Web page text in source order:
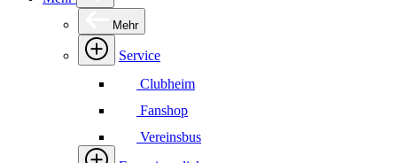
Mehr
Service
Clubheim
Fanshop
Vereinsbus